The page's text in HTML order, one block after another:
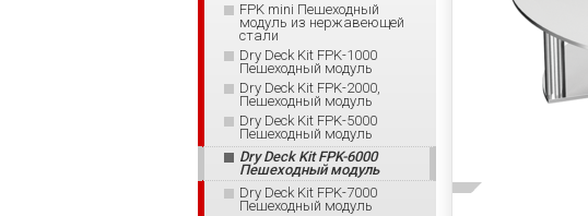
FPK mini Пешеходный
модуль из нержавеющей
стали
Dry Deck Kit FPK-1000
Пешеходный модуль
Dry Deck Kit FPK-2000,
Пешеходный модуль
Dry Deck Kit FPK-5000
Пешеходный модуль
Dry Deck Kit FPK-6000
Пешеходный модуль
Dry Deck Kit FPK-7000
Пешеходный модуль